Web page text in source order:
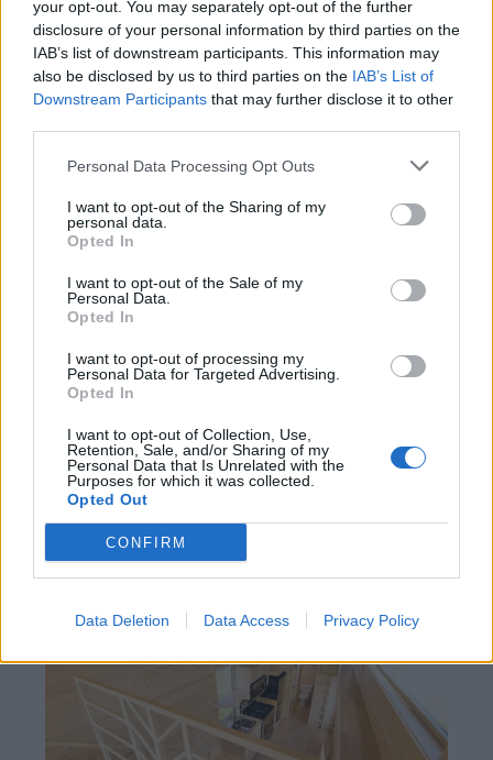
your opt-out. You may separately opt-out of the further
disclosure of your personal information by third parties on the
IAB’s list of downstream participants. This information may
also be disclosed by us to third parties on the IAB’s List of
Downstream Participants that may further disclose it to other
Personal Data Processing Opt Outs
I want to opt-out of the Sharing of my
personal data.
Opted In
I want to opt-out of the Sale of my
Personal Data.
Opted In
I want to opt-out of processing my
Personal Data for Targeted Advertising.
Opted In
I want to opt-out of Collection, Use,
Retention, Sale, and/or Sharing of my
Personal Data that Is Unrelated with the
Purposes for which it was collected.
Opted Out
CONFIRM
Data Deletion Data Access Privacy Policy